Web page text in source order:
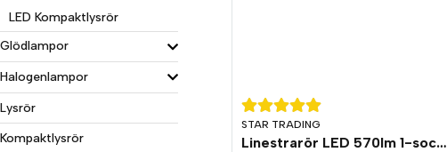
LED Kompaktlysrör
Glödlampor
Halogenlampor
Lysrör
Kompaktlysrör
STAR TRADING
Linestrarör LED 570lm 1-sockel (S14d) 3000K